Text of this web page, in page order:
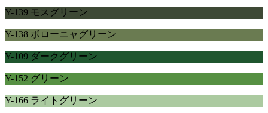
Y-139 モスグリーン
Y-138 ボローニャグリーン
Y-109 ダークグリーン
Y-152 グリーン
Y-166 ライトグリーン